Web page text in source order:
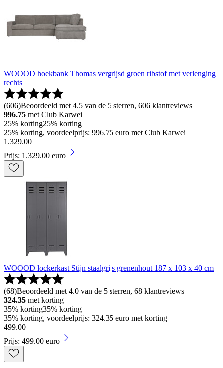
WOOOD hoekbank Thomas vergrijsd groen ribstof met verlenging
rechts
(606)Beoordeeld met 4.5 van de 5 sterren, 606 klantreviews
996.75 met Club Karwei
25% korting25% korting
25% korting, voordeelprijs: 996.75 euro met Club Karwei
1 .329.00
Prijs: 1.329.00 euro
WOOOD lockerkast Stijn staalgrijs grenenhout 187 x 103 x 40 cm
(68)Beoordeeld met 4.0 van de 5 sterren, 68 klantreviews
324.35 met korting
35% korting35% korting
35% korting, voordeelprijs: 324.35 euro met korting
499.00
Prijs: 499.00 euro